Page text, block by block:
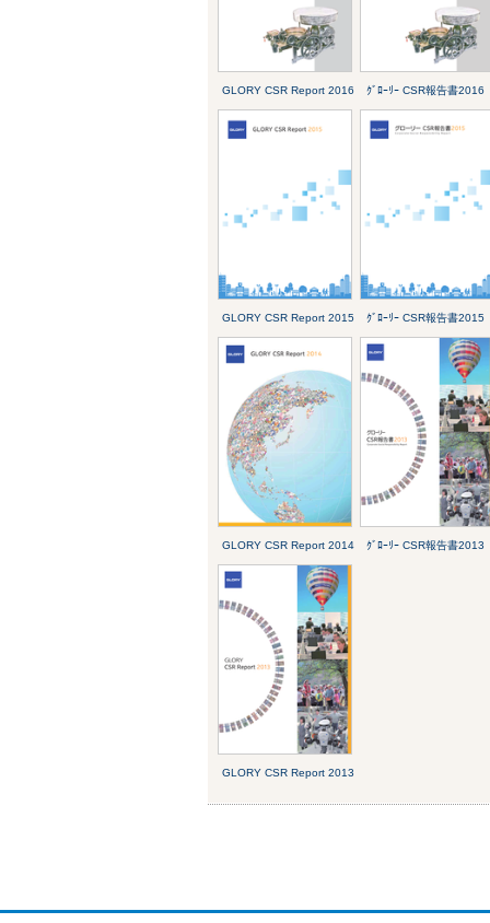
GLORY CSR Report 2016 ｸﾞﾛｰﾘｰ CSR報告書2016
GLORY CSR Report 2015 ｸﾞﾛｰﾘｰ CSR報告書2015
GLORY CSR Report 2014 ｸﾞﾛｰﾘｰ CSR報告書2013
GLORY CSR Report 2013